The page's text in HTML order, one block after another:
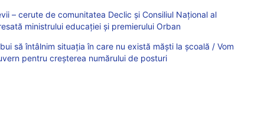
– cerute de comunitatea Declic și Consiliul Național al
ministrului educației și premierului Orban
să întâlnim situația în care nu există măști la școală / Vom
pentru creșterea numărului de posturi